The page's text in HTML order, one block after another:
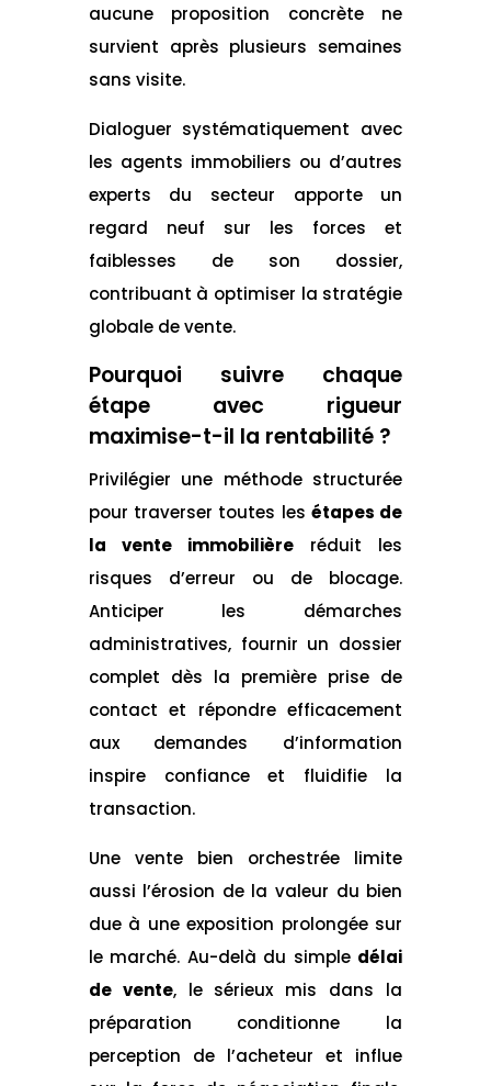
aucune proposition concrète ne
survient après plusieurs semaines
sans visite.
Dialoguer systématiquement avec
les agents immobiliers ou d’autres
experts du secteur apporte un
regard neuf sur les forces et
faiblesses de son dossier,
contribuant à optimiser la stratégie
globale de vente.
Pourquoi suivre chaque
étape avec rigueur
maximise-t-il la rentabilité ?
Privilégier une méthode structurée
pour traverser toutes les étapes de
la vente immobilière
réduit les
risques d’erreur ou de blocage.
Anticiper les démarches
administratives, fournir un dossier
complet dès la première prise de
contact et répondre efficacement
aux demandes d’information
inspire confiance et fluidifie la
transaction.
Une vente bien orchestrée limite
aussi l’érosion de la valeur du bien
due à une exposition prolongée sur
le marché. Au-delà du simple délai
de vente, le sérieux mis dans la
préparation conditionne la
perception de l’acheteur et influe